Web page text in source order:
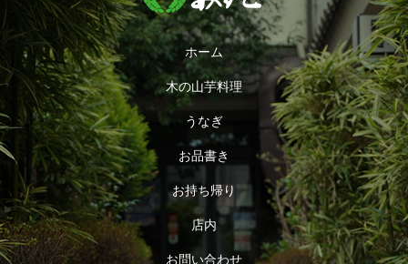
ホーム
木の山芋料理
うなぎ
お品書き
お持ち帰り
店内
お問い合わせ